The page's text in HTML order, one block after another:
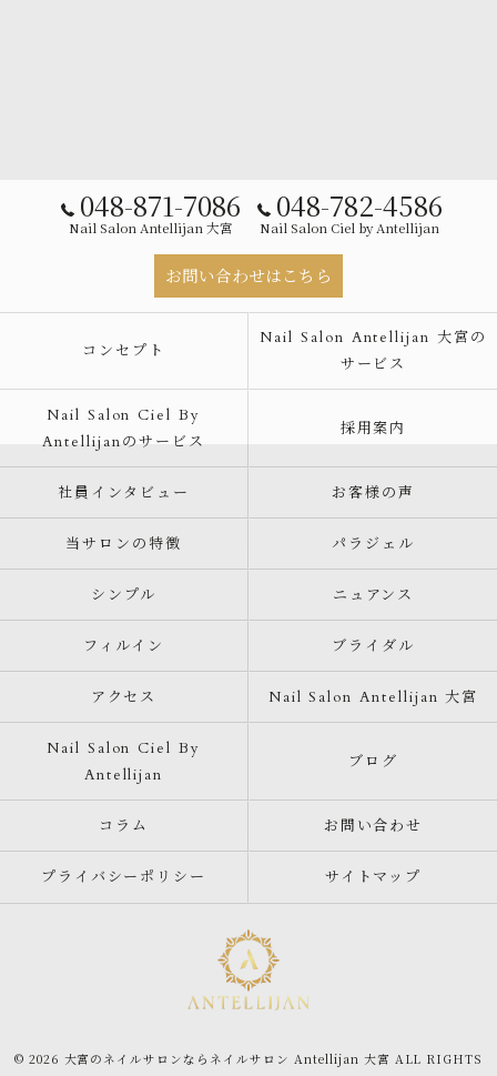
048-871-7086
Nail Salon Antellijan 大宮
048-782-4586
Nail Salon Ciel by Antellijan
お問い合わせはこちら
コンセプト
Nail Salon Antellijan 大宮の
サービス
Nail Salon Ciel By
Antellijanのサービス
採用案内
社員インタビュー お客様の声
当サロンの特徴 パラジェル
シンプル ニュアンス
フィルイン ブライダル
アクセス Nail Salon Antellijan 大宮
Nail Salon Ciel By
Antellijan
ブログ
コラム お問い合わせ
プライバシーポリシー サイトマップ
© 2026 大宮のネイルサロンならネイルサロン Antellijan 大宮 ALL RIGHTS